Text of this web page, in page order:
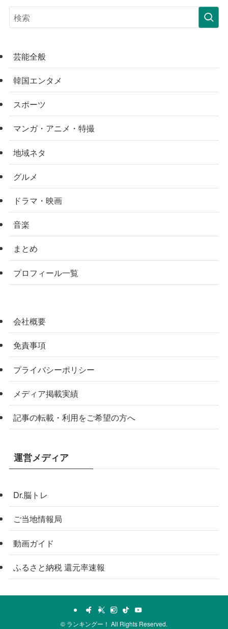
芸能全般
韓国エンタメ
スポーツ
マンガ・アニメ・特撮
地域ネタ
グルメ
ドラマ・映画
音楽
まとめ
プロフィール一覧
会社概要
免責事項
プライバシーポリシー
メディア掲載実績
記事の転載・利用をご希望の方へ
運営メディア
Dr.脳トレ
ご当地情報局
動画ガイド
ふるさと納税 還元率速報
© ランキングー！ All Rights Reserved.